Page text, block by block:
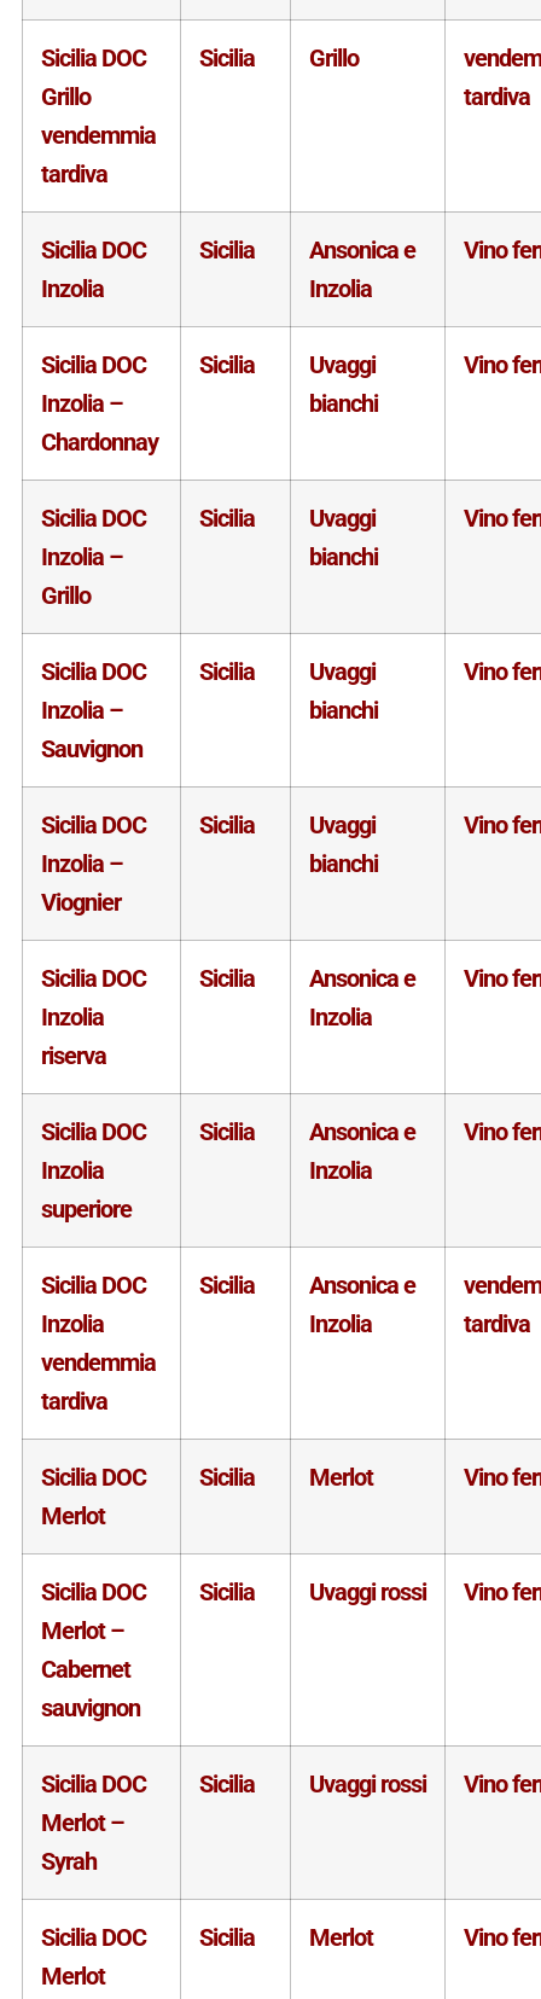
Sicilia DOC
Grillo
vendemmia
tardiva
Sicilia Grillo
tardiva
Sicilia DOC
Inzolia
Sicilia
Ansonica e
Inzolia
Vino
Sicilia DOC
Inzolia –
Chardonnay
Sicilia
Uvaggi
bianchi
Vino
Sicilia DOC
Inzolia –
Grillo
Sicilia
Uvaggi
bianchi
Vino
Sicilia DOC
Inzolia –
Sauvignon
Sicilia
Uvaggi
bianchi
Vino
Sicilia DOC
Inzolia –
Viognier
Sicilia
Uvaggi
bianchi
Vino
Sicilia DOC
Inzolia
riserva
Sicilia
Ansonica e
Inzolia
Vino
Sicilia DOC
Inzolia
superiore
Sicilia
Ansonica e
Inzolia
Vino
Sicilia DOC
Inzolia
vendemmia
tardiva
Sicilia
Ansonica e
Inzolia
tardiva
Sicilia DOC
Merlot
Sicilia Merlot Vino
Sicilia DOC
Merlot –
Cabernet
sauvignon
Sicilia Uvaggi rossi Vino
Sicilia DOC
Merlot –
Syrah
Sicilia Uvaggi rossi Vino
Sicilia DOC
Merlot
Sicilia Merlot Vino